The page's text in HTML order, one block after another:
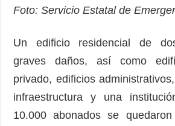
Foto: Servicio Estatal de
Un edificio residencial de
graves daños, así como
privado, edificios
infraestructura y una
10.000 abonados se